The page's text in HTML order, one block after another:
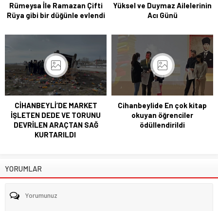
Rümeysa İle Ramazan Çifti
Rüya gibi bir düğünle evlendi
Yüksel ve Duymaz Ailelerinin
Acı Günü
CİHANBEYLİ’DE MARKET
İŞLETEN DEDE VE TORUNU
DEVRİLEN ARAÇTAN SAĞ
KURTARILDI
Cihanbeylide En çok kitap
okuyan öğrenciler
ödüllendirildi
YORUMLAR